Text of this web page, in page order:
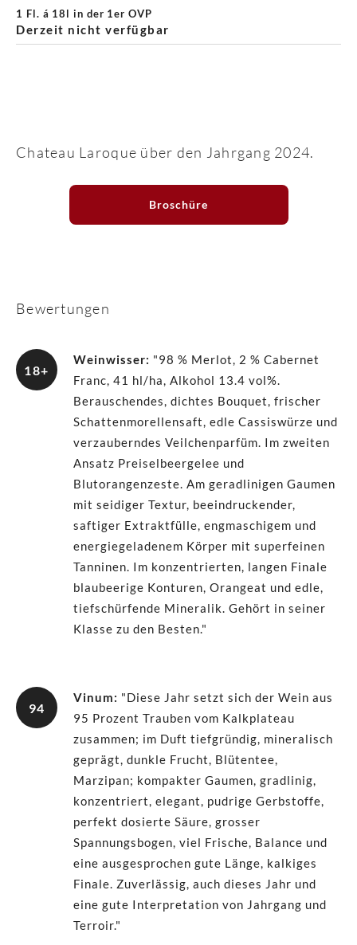
1 Fl. á 18l in der 1er OVP
Derzeit nicht verfügbar
Chateau Laroque über den Jahrgang 2024.
Broschüre
Bewertungen
18+
Weinwisser: "98 % Merlot, 2 % Cabernet
Franc, 41 hl/ha, Alkohol 13.4 vol%.
Berauschendes, dichtes Bouquet, frischer
Schattenmorellensaft, edle Cassiswürze und
verzauberndes Veilchenparfüm. Im zweiten
Ansatz Preiselbeergelee und
Blutorangenzeste. Am geradlinigen Gaumen
mit seidiger Textur, beeindruckender,
saftiger Extraktfülle, engmaschigem und
energiegeladenem Körper mit superfeinen
Tanninen. Im konzentrierten, langen Finale
blaubeerige Konturen, Orangeat und edle,
tiefschürfende Mineralik. Gehört in seiner
Klasse zu den Besten."
94
Vinum: "Diese Jahr setzt sich der Wein aus
95 Prozent Trauben vom Kalkplateau
zusammen; im Duft tiefgründig, mineralisch
geprägt, dunkle Frucht, Blütentee,
Marzipan; kompakter Gaumen, gradlinig,
konzentriert, elegant, pudrige Gerbstoffe,
perfekt dosierte Säure, grosser
Spannungsbogen, viel Frische, Balance und
eine ausgesprochen gute Länge, kalkiges
Finale. Zuverlässig, auch dieses Jahr und
eine gute Interpretation von Jahrgang und
Terroir."